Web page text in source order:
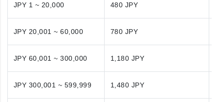
JPY 1 ~ 20,000 480 JPY
JPY 20,001 ~ 60,000 780 JPY
JPY 60,001 ~ 300,000 1,180 JPY
JPY 300,001 ~ 599,999 1,480 JPY